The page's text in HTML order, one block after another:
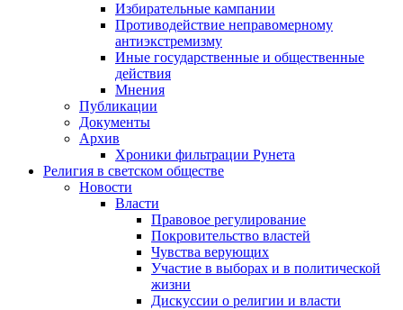
Избирательные кампании
Противодействие неправомерному
антиэкстремизму
Иные государственные и общественные
действия
Мнения
Публикации
Документы
Архив
Хроники фильтрации Рунета
Религия в светском обществе
Новости
Власти
Правовое регулирование
Покровительство властей
Чувства верующих
Участие в выборах и в политической
жизни
Дискуссии о религии и власти